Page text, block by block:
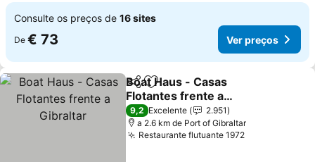
Consulte os preços de 16 sites
De € 73 Ver preços
PartilharAdicionar aos favoritos
Boat Haus - Casas
Flotantes frente a
Gibraltar
Ver preços
9,2 Excelente
2.951
a 2.6 km de Port of Gibraltar
Restaurante flutuante 1972Ver preços